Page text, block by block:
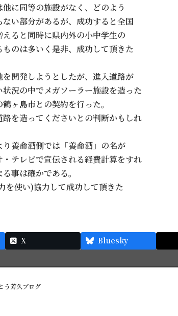
に同等の施設がなく、どのよう
い部分があるが、成功すると全国
ると同時に県内外の小中学生の
ものは多いく是非、成功して頂きた
開発しようとしたが、進入道路が
況の中でメガソーラー施設を造った
ヶ島市との契約を行った。
路を造ってくださいとの判断かもしれ
養命酒側では「養命酒」の名が
テレビで宣伝される経費計算をすれ
事は確かである。
を使い)協力して成功して頂きた
X Bluesky
う芳久ブログ